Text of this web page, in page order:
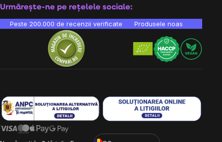
Urmărește-ne pe rețelele sociale:
Peste 200.000 de recenzii verificate Produsele noastre sunt